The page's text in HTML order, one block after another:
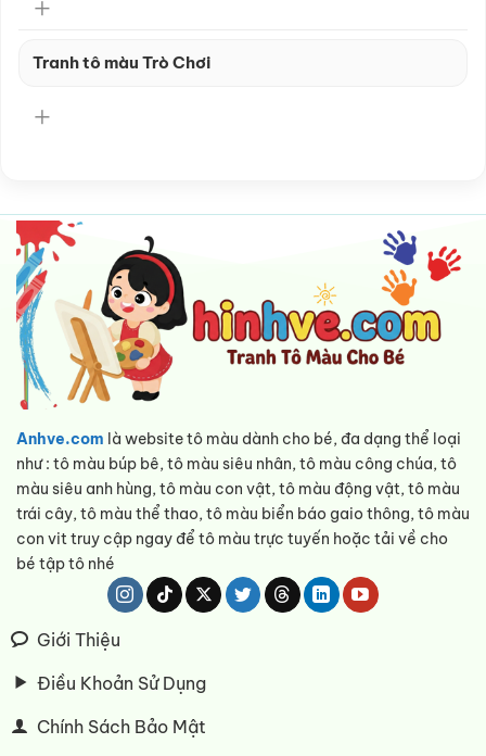
Tranh tô màu Trò Chơi
Anhve.com là website tô màu dành cho bé, đa dạng thể loại
như : tô màu búp bê, tô màu siêu nhân, tô màu công chúa, tô
màu siêu anh hùng, tô màu con vật, tô màu động vật, tô màu
trái cây, tô màu thể thao, tô màu biển báo gaio thông, tô màu
con vit truy cập ngay để tô màu trực tuyến hoặc tải về cho
bé tập tô nhé
Giới Thiệu
Điều Khoản Sử Dụng
Chính Sách Bảo Mật